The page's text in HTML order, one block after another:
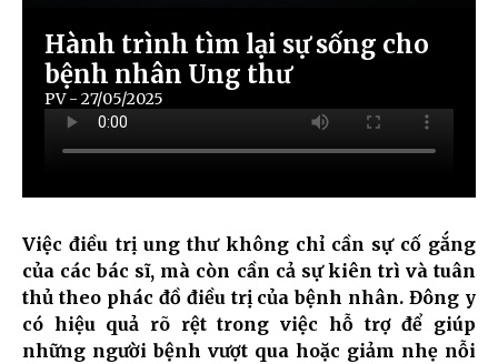
Hành trình tìm lại sự sống cho
bệnh nhân Ung thư
PV - 27/05/2025
Việc điều trị ung thư không chỉ cần sự cố gắng
của các bác sĩ, mà còn cần cả sự kiên trì và tuân
thủ theo phác đồ điều trị của bệnh nhân. Đông y
có hiệu quả rõ rệt trong việc hỗ trợ để giúp
những người bệnh vượt qua hoặc giảm nhẹ nỗi